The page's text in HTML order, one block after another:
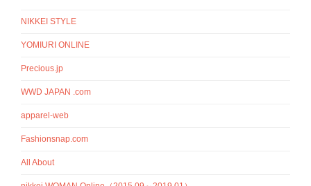
NIKKEI STYLE
YOMIURI ONLINE
Precious.jp
WWD JAPAN .com
apparel-web
Fashionsnap.com
All About